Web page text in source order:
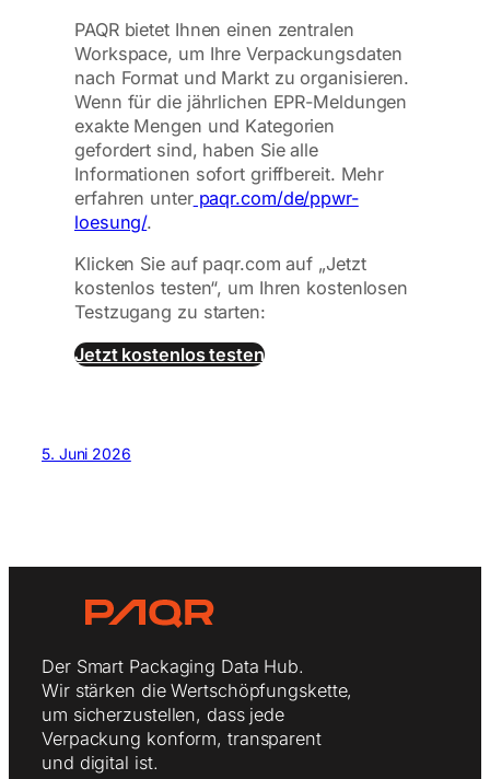
PAQR bietet Ihnen einen zentralen
Workspace, um Ihre Verpackungsdaten
nach Format und Markt zu organisieren.
Wenn für die jährlichen EPR-Meldungen
exakte Mengen und Kategorien
gefordert sind, haben Sie alle
Informationen sofort griffbereit. Mehr
erfahren unterpaqr.com/de/ppwr-
loesung/.
Klicken Sie auf paqr.com auf „Jetzt
kostenlos testen“, um Ihren kostenlosen
Testzugang zu starten:
Jetzt kostenlos testen
5. Juni 2026
Der Smart Packaging Data Hub.
Wir stärken die Wertschöpfungskette,
um sicherzustellen, dass jede
Verpackung konform, transparent
und digital ist.